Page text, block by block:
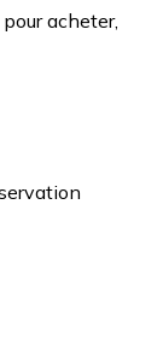
acheter,